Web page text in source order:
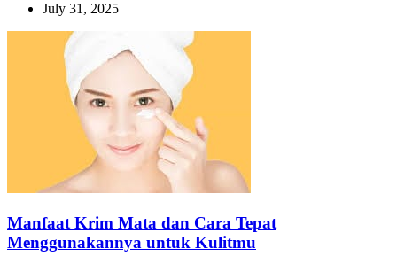
July 31, 2025
Manfaat Krim Mata dan Cara Tepat
Menggunakannya untuk Kulitmu